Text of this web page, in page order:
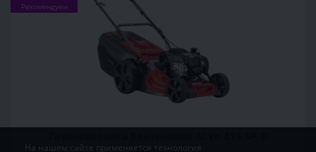
Рекомендуем
На нашем сайте применяется технология